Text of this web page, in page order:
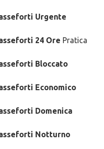
Urgente
24 Ore Pratica
Bloccato
Economico
Domenica
Notturno